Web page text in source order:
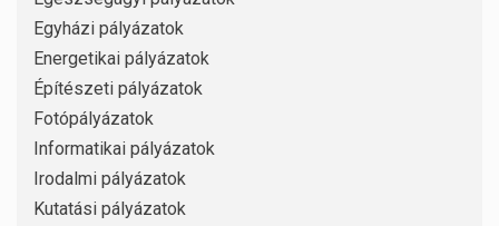
Egyházi pályázatok
Energetikai pályázatok
Építészeti pályázatok
Fotópályázatok
Informatikai pályázatok
Irodalmi pályázatok
Kutatási pályázatok